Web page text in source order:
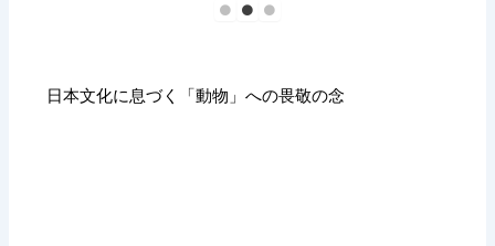
日本文化に息づく「動物」への畏敬の念